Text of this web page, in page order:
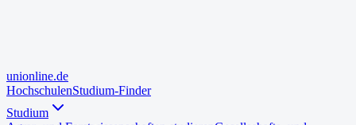
unionline.de
HochschulenStudium-Finder
Studium